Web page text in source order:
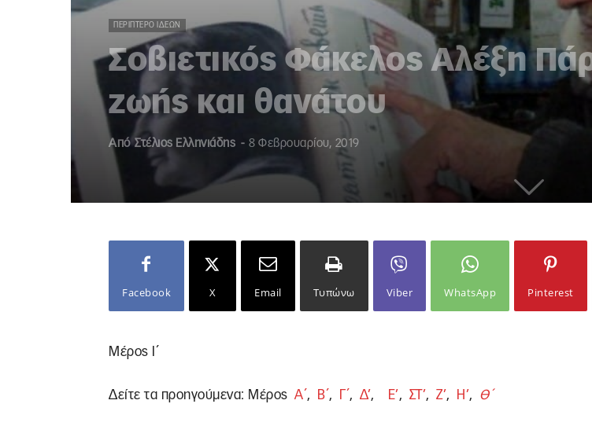
ΠΕΡΊΠΤΕΡΟ ΙΔΕΏΝ
Σοβιετικός Φάκελος Αλέξη
ζωής και θανάτου
Από Στέλιος Ελληνιάδης - 8 Φεβρουαρίου, 2019
Facebook X Email Τυπώνω Viber WhatsApp Pinterest
Μέρος Ι΄
Δείτε τα προηγούμενα: Μέρος Α΄, Β΄, Γ΄, Δ’, Ε’, ΣΤ’, Ζ’, H’, Θ΄